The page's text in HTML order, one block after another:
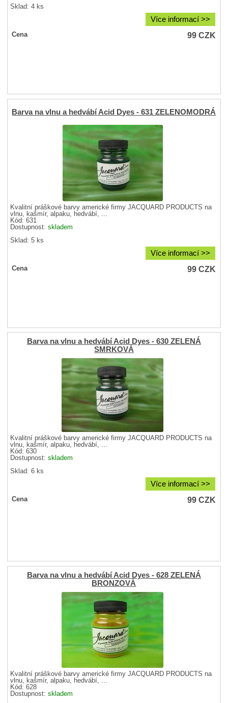
Sklad: 4 ks
Více informací >>
Cena 99CZK
Barva na vlnu a hedvábí Acid Dyes - 631 ZELENOMODRÁ
Kvalitní práškové barvy americké firmy JACQUARD PRODUCTS na
vlnu, kašmír, alpaku, hedvábí, ...
Kód: 631
Dostupnost:skladem
Sklad: 5 ks
Více informací >>
Cena 99CZK
Barva na vlnu a hedvábí Acid Dyes - 630 ZELENÁ
SMRKOVÁ
Kvalitní práškové barvy americké firmy JACQUARD PRODUCTS na
vlnu, kašmír, alpaku, hedvábí, ...
Kód: 630
Dostupnost:skladem
Sklad: 6 ks
Více informací >>
Cena 99CZK
Barva na vlnu a hedvábí Acid Dyes - 628 ZELENÁ
BRONZOVÁ
Kvalitní práškové barvy americké firmy JACQUARD PRODUCTS na
vlnu, kašmír, alpaku, hedvábí, ...
Kód: 628
Dostupnost:skladem